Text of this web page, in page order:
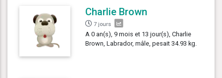
Charlie Brown
7 jours
A 0 an(s), 9 mois et 13 jour(s), Charlie
Brown, Labrador, mâle, pesait 34.93 kg.